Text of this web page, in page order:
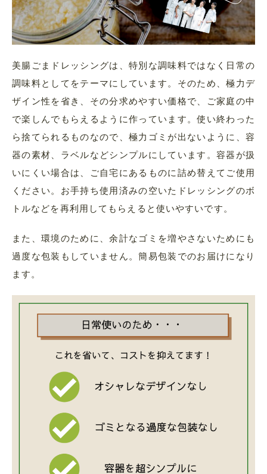
美腸ごまドレッシングは、特別な調味料ではなく日常の
調味料としてをテーマにしています。そのため、極力デ
ザイン性を省き、その分求めやすい価格で、ご家庭の中
で楽しんでもらえるように作っています。使い終わった
ら捨てられるものなので、極力ゴミが出ないように、容
器の素材、ラベルなどシンプルにしています。容器が扱
いにくい場合は、ご自宅にあるものに詰め替えてご使用
ください。お手持ち使用済みの空いたドレッシングのボ
トルなどを再利用してもらえると使いやすいです。
また、環境のために、余計なゴミを増やさないためにも
過度な包装もしていません。簡易包装でのお届けになり
ます。